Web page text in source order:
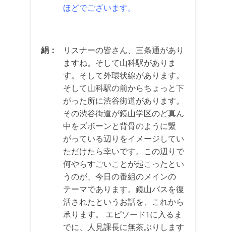
ほどでございます。
絹：
リスナーの皆さん、三条通があり
ますね。そして山科駅がありま
す。そして外環状線があります。
そして山科駅の前からちょっと下
がった所に渋谷街道があります。
その渋谷街道が鏡山学区のど真ん
中をズボーンと背骨のように繋
がっている辺りをイメージしてい
ただけたら幸いです。この辺りで
何やらすごいことが起こったとい
うのが、今日の番組のメインの
テーマであります。鏡山バスを復
活されたというお話を、これから
承ります。 エピソード1に入るま
でに、人見課長に無茶ぶりします